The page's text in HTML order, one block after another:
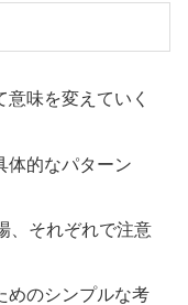
意味を変えていく
体的なパターン
、それぞれで注意
めのシンプルな考